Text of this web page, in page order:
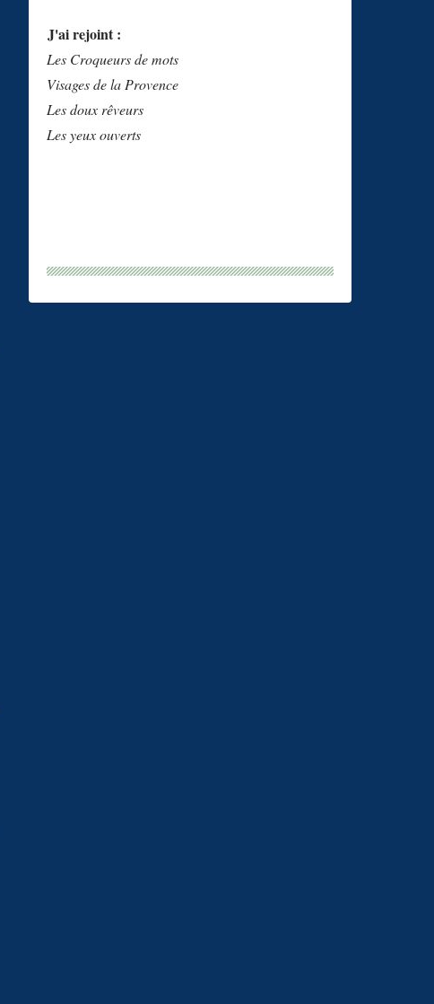
J'ai rejoint :
Les Croqueurs de mots
Visages de la Provence
Les doux rêveurs
Les yeux ouverts